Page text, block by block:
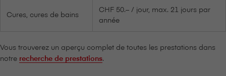
Cures, cures de bains
CHF 50.– / jour, max. 21 jours par
année
Vous trouverez un aperçu complet de toutes les prestations dans
notre recherche de prestations.